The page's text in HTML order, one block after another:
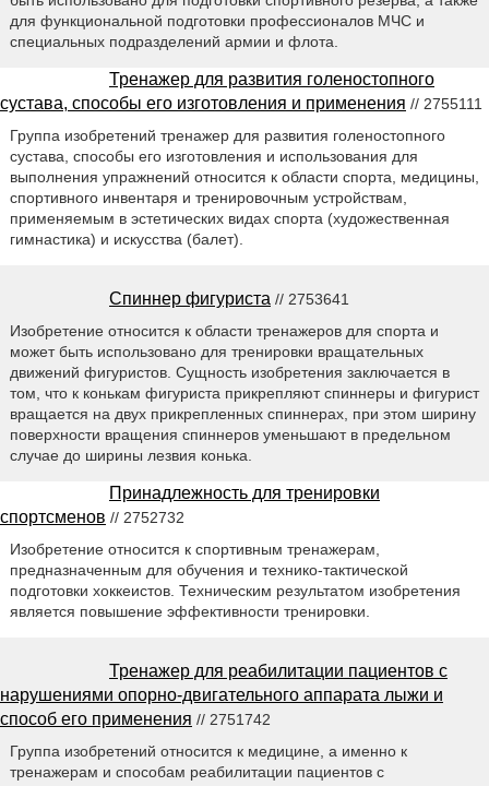
для функциональной подготовки профессионалов МЧС и
специальных подразделений армии и флота.
Тренажер для развития голеностопного
сустава, способы его изготовления и применения // 2755111
Группа изобретений тренажер для развития голеностопного
сустава, способы его изготовления и использования для
выполнения упражнений относится к области спорта, медицины,
спортивного инвентаря и тренировочным устройствам,
применяемым в эстетических видах спорта (художественная
гимнастика) и искусства (балет).
Спиннер фигуриста // 2753641
Изобретение относится к области тренажеров для спорта и
может быть использовано для тренировки вращательных
движений фигуристов. Сущность изобретения заключается в
том, что к конькам фигуриста прикрепляют спиннеры и фигурист
вращается на двух прикрепленных спиннерах, при этом ширину
поверхности вращения спиннеров уменьшают в предельном
случае до ширины лезвия конька.
Принадлежность для тренировки
спортсменов // 2752732
Изобретение относится к спортивным тренажерам,
предназначенным для обучения и технико-тактической
подготовки хоккеистов. Техническим результатом изобретения
является повышение эффективности тренировки.
Тренажер для реабилитации пациентов с
нарушениями опорно-двигательного аппарата лыжи и
способ его применения // 2751742
Группа изобретений относится к медицине, а именно к
тренажерам и способам реабилитации пациентов с